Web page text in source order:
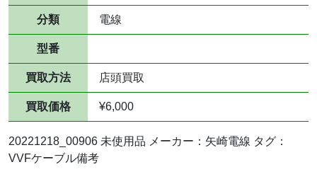
分類 電線
型番
買取方法 店頭買取
買取価格 ¥6,000
20221218_00906 未使用品 メーカー：矢崎電線 タグ：
VVFケーブル備考